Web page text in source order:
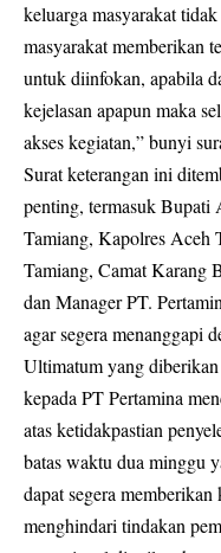
keluarga masyarakat
masyarakat memberikan
untuk diinfokan, apabila
kejelasan apapun maka
akses kegiatan,” bunyi
Surat keterangan ini
penting, termasuk
Tamiang, Kapolres Aceh
Tamiang, Camat Karang
dan Manager PT.
agar segera menanggapi
Ultimatum yang
kepada PT Pertamina
atas ketidakpastian
batas waktu dua minggu
dapat segera
menghindari tindakan